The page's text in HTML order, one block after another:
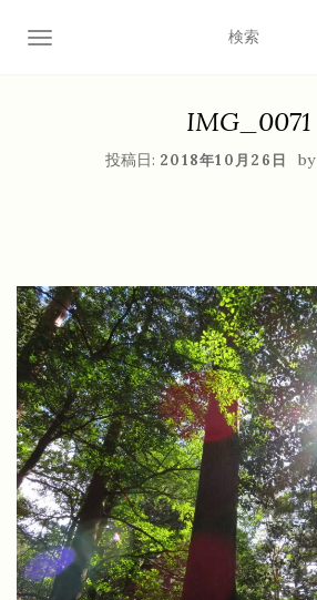
ナビゲーション切り替え
IMG_0071
投稿日: 2018年10月26日 by